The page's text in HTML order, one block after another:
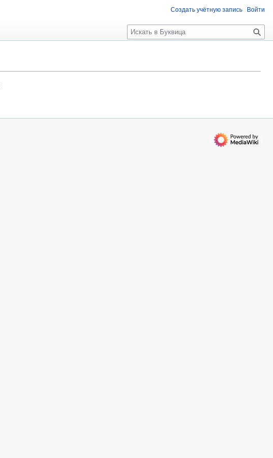
Создать учётную запись Войти
П
о
к